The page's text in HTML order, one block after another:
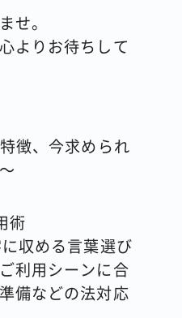
せ。
よりお待ちして
徴、今求められ
術
収める言葉選び
利用シーンに合
備などの法対応